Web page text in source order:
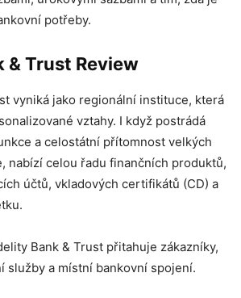
potřeby.
& Trust Review
vyniká jako regionální instituce, která
vztahy. I když postrádá
a celostátní přítomnost velkých
nabízí celou řadu finančních produktů,
účtů, vkladových certifikátů (CD) a
Bank & Trust přitahuje zákazníky,
služby a místní bankovní spojení.